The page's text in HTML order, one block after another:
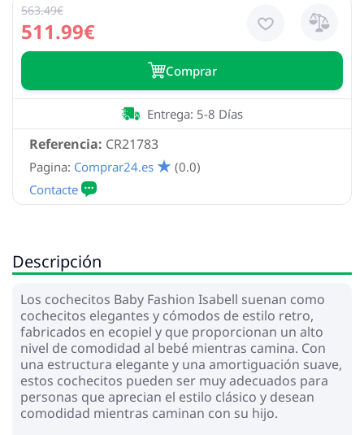
511.99€
563.49€
Сomprar
Referencia: CR21783
Entrega: 5-8 Días
Pagina: Comprar24.es (0.0)
Descripción
Los cochecitos Baby Fashion Isabell suenan como
cochecitos elegantes y cómodos de estilo retro,
fabricados en ecopiel y que proporcionan un alto
nivel de comodidad al bebé mientras camina. Con
una estructura elegante y una amortiguación suave,
estos cochecitos pueden ser muy adecuados para
personas que aprecian el estilo clásico y desean
comodidad mientras caminan con su hijo.